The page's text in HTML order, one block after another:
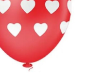
COMPRAR